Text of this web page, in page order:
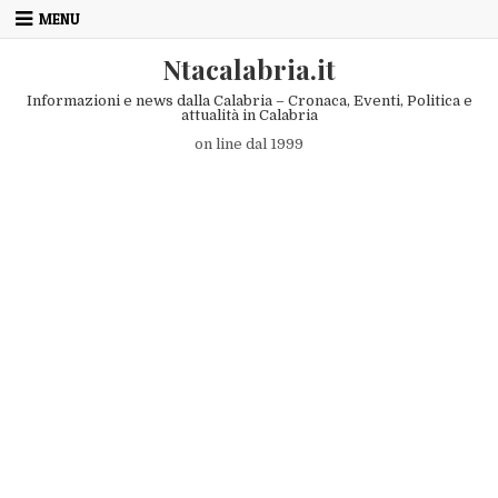
Skip to content
MENU
Ntacalabria.it
Informazioni e news dalla Calabria – Cronaca, Eventi, Politica e
attualità in Calabria
on line dal 1999